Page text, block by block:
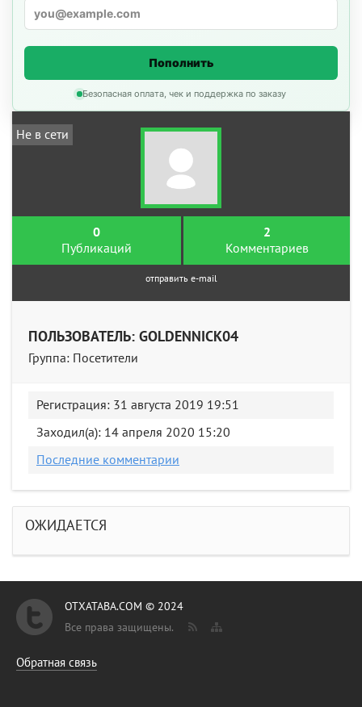
Пополнить
Безопасная оплата, чек и поддержка по заказу
Не в сети
0
Публикаций
2
Комментариев
отправить e-mail
ПОЛЬЗОВАТЕЛЬ: GOLDENNICK04
Группа: Посетители
Регистрация: 31 августа 2019 19:51
Заходил(а): 14 апреля 2020 15:20
Последние комментарии
ОЖИДАЕТСЯ
OTXATABA.COM © 2024
Все права защищены.
Обратная связь